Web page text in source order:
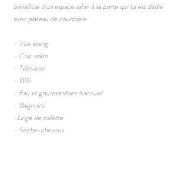
bénéficie d'un espace salon à sa porte qui lui est dédié
avec plateau de courtoisie.
- Vue étang
- Coin salon
- Télévision
- Wifi
- Eau et gourmandises d'accueil
- Baignoire
-Linge de toilette
- Sèche-cheveux